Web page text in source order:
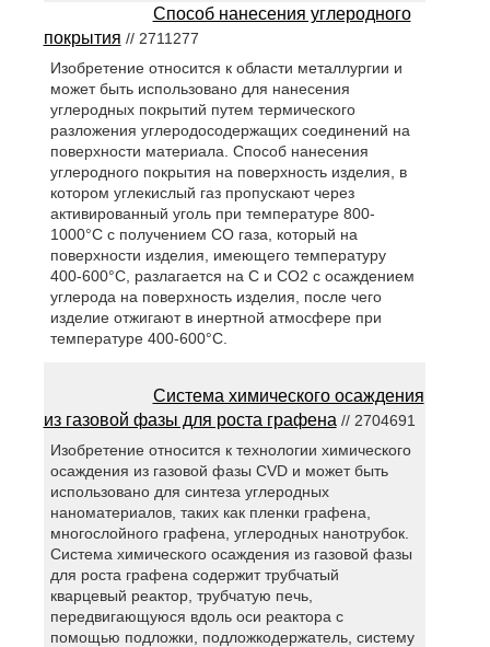
Способ нанесения углеродного
покрытия // 2711277
Изобретение относится к области металлургии и
может быть использовано для нанесения
углеродных покрытий путем термического
разложения углеродосодержащих соединений на
поверхности материала. Способ нанесения
углеродного покрытия на поверхность изделия, в
котором углекислый газ пропускают через
активированный уголь при температуре 800-
1000°С с получением CO газа, который на
поверхности изделия, имеющего температуру
400-600°С, разлагается на C и CO2 с осаждением
углерода на поверхность изделия, после чего
изделие отжигают в инертной атмосфере при
температуре 400-600°С.
Система химического осаждения
из газовой фазы для роста графена // 2704691
Изобретение относится к технологии химического
осаждения из газовой фазы CVD и может быть
использовано для синтеза углеродных
наноматериалов, таких как пленки графена,
многослойного графена, углеродных нанотрубок.
Система химического осаждения из газовой фазы
для роста графена содержит трубчатый
кварцевый реактор, трубчатую печь,
передвигающуюся вдоль оси реактора с
помощью подложки, подложкодержатель, систему